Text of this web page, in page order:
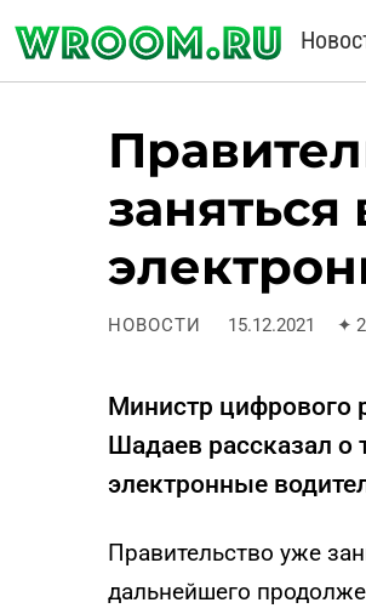
НОВОСТИ 15.12.2021 ✦ 2
Министр цифрового
Шадаев рассказал о
электронные
Правительство уже
дальнейшего